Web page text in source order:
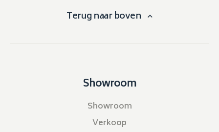
Terug naar boven
Showroom
Showroom
Verkoop